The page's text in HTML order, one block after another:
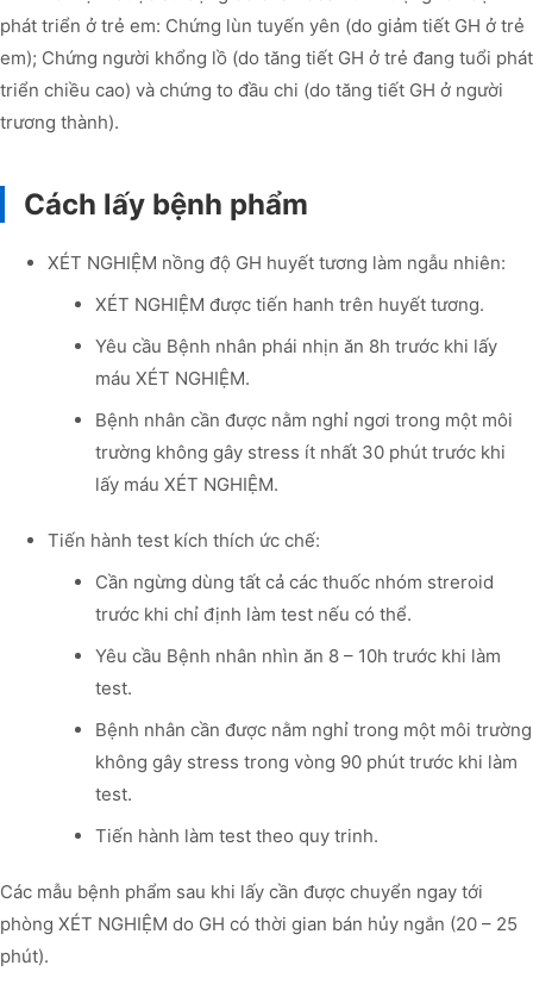
phát triển ở trẻ em: Chứng lùn tuyến yên (do giảm tiết GH ở trẻ
em); Chứng người khổng lồ (do tăng tiết GH ở trẻ đang tuổi phát
triển chiều cao) và chứng to đầu chi (do tăng tiết GH ở người
trương thành).
Cách lấy bệnh phẩm
XÉT NGHIỆM nồng độ GH huyết tương làm ngẫu nhiên:
XÉT NGHIỆM được tiến hanh trên huyết tương.
Yêu cầu Bệnh nhân phái nhịn ăn 8h trước khi lấy
máu XÉT NGHIỆM.
Bệnh nhân cần được nằm nghỉ ngơi trong một môi
trường không gây stress ít nhất 30 phút trước khi
lấy máu XÉT NGHIỆM.
Tiến hành test kích thích ức chế:
Cần ngừng dùng tất cả các thuốc nhóm streroid
trước khi chỉ định làm test nếu có thể.
Yêu cầu Bệnh nhân nhìn ăn 8 – 10h trước khi làm
test.
Bệnh nhân cần được nằm nghỉ trong một môi trường
không gây stress trong vòng 90 phút trước khi làm
test.
Tiến hành làm test theo quy trinh.
Các mẫu bệnh phẩm sau khi lấy cần được chuyển ngay tới
phòng XÉT NGHIỆM do GH có thời gian bán hủy ngắn (20 – 25
phút).